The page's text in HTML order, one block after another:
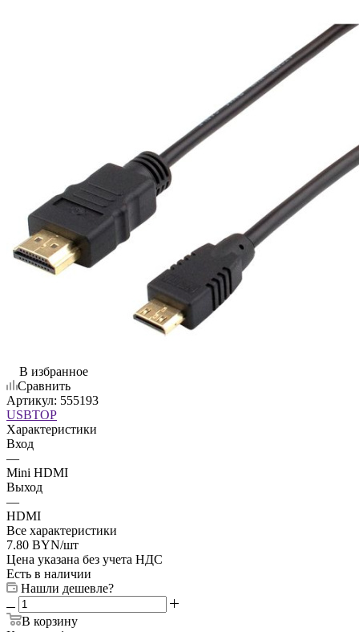
В избранное
Сравнить
Артикул: 555193
USBTOP
Характеристики
Вход
—
Mini HDMI
Выход
—
HDMI
Все характеристики
7.80 BYN/шт
Цена указана без учета НДС
Есть в наличии
Нашли дешевле?
В корзину